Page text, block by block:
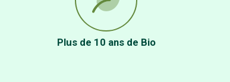
Plus de 10 ans de Bio